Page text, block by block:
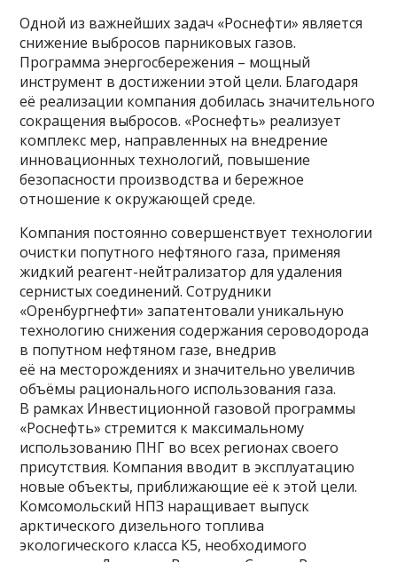
Одной из важнейших задач «Роснефти» является
снижение выбросов парниковых газов.
Программа энергосбережения – мощный
инструмент в достижении этой цели. Благодаря
её реализации компания добилась значительного
сокращения выбросов. «Роснефть» реализует
комплекс мер, направленных на внедрение
инновационных технологий, повышение
безопасности производства и бережное
отношение к окружающей среде.
Компания постоянно совершенствует технологии
очистки попутного нефтяного газа, применяя
жидкий реагент-нейтрализатор для удаления
сернистых соединений. Сотрудники
«Оренбургнефти» запатентовали уникальную
технологию снижения содержания сероводорода
в попутном нефтяном газе, внедрив
её на месторождениях и значительно увеличив
объёмы рационального использования газа.
В рамках Инвестиционной газовой программы
«Роснефть» стремится к максимальному
использованию ПНГ во всех регионах своего
присутствия. Компания вводит в эксплуатацию
новые объекты, приближающие её к этой цели.
Комсомольский НПЗ наращивает выпуск
арктического дизельного топлива
экологического класса К5, необходимого